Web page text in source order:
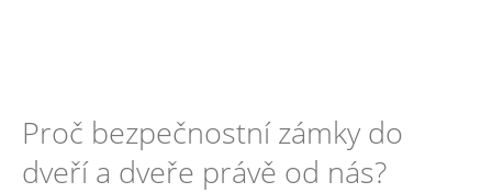
Proč bezpečnostní zámky do
dveří a dveře právě od nás?